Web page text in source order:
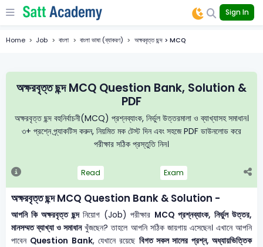
Sign In
Home Job বাংলা বাংলা ভাষা (ব্যাকরণ) অক্ষরবৃত্ত ছন্দ > MCQ
অক্ষরবৃত্ত ছন্দ MCQ Question Bank, Solution &
PDF
অক্ষরবৃত্ত ছন্দ বহুনির্বাচনী(MCQ) প্রশ্নব্যাংক, নির্ভুল উত্তরমালা ও ব্যাখ্যাসহ সমাধান।
৩+ প্রশ্নে প্র্যাকটিস করুন, নিয়মিত মক টেস্ট দিন এবং সহজে PDF ডাউনলোড করে
পরীক্ষার সঠিক প্রস্তুতি নিন।
Read Exam
অক্ষরবৃত্ত ছন্দ MCQ Question Bank & Solution -
আপনি কি অক্ষরবৃত্ত ছন্দ নিয়োগ (Job) পরীক্ষার MCQ প্রশ্নব্যাংক, নির্ভুল উত্তর,
মানসম্মত ব্যাখ্যা ও সমাধানখুঁজছেন? তাহলে আপনি সঠিক জায়গায় এসেছেন। এখানে আপনি
পাবেন Question Bank, যেখানে রয়েছে বিগত সকল সালের প্রশ্ন, অধ্যায়ভিত্তিক